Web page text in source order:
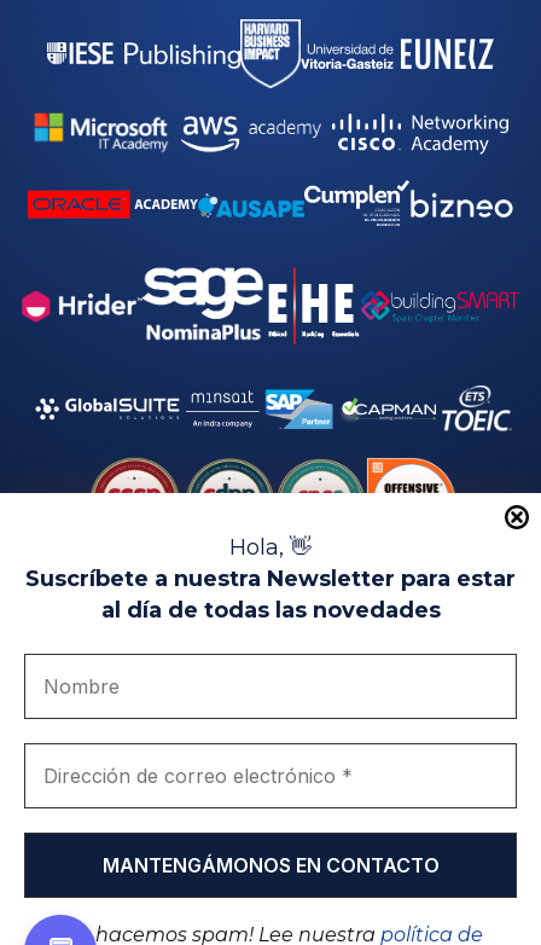
Hola, 👋
Suscríbete a nuestra Newsletter para estar
al día de todas las novedades
¡No hacemos spam! Lee nuestra política de
Aviso Legal Uso de Cookies
Política de Privacidad
Únete a nosotros
Portal de transparencia
Marca registrada en la OEPM. Nº 3.735.191